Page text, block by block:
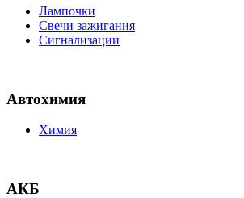
Лампочки
Свечи зажигания
Сигнализации
Автохимия
Химия
АКБ